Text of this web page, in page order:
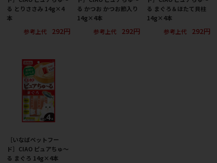
る とりささみ 14g×4
本
参考上代
292円
る かつお かつお節入り
14g×4本
参考上代
292円
る まぐろ＆ほたて貝柱
14g×4本
参考上代
292円
［いなばペットフー
ド］CIAO ピュアちゅ～
る まぐろ 14g×4本